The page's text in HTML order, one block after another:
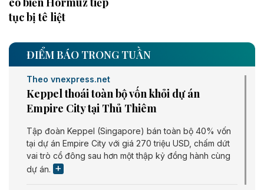
tục bị tê liệt
ĐIỂM BÁO TRONG TUẦN
Theo vnexpress.net
Keppel thoái toàn bộ vốn khỏi dự án
Empire City tại Thủ Thiêm
Tập đoàn Keppel (Singapore) bán toàn bộ 40% vốn
tại dự án Empire City với giá 270 triệu USD, chấm dứt
vai trò cổ đông sau hơn một thập kỷ đồng hành cùng
dự án.